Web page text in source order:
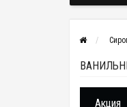
Акция